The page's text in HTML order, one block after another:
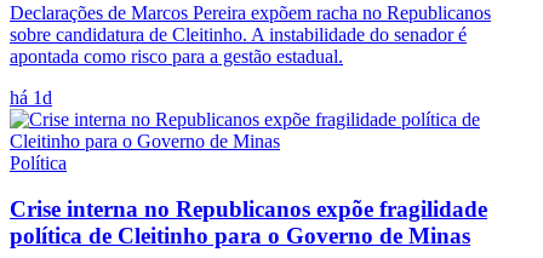
Declarações de Marcos Pereira expõem racha no Republicanos
sobre candidatura de Cleitinho. A instabilidade do senador é
apontada como risco para a gestão estadual.
há 1d
Política
Crise interna no Republicanos expõe fragilidade
política de Cleitinho para o Governo de Minas